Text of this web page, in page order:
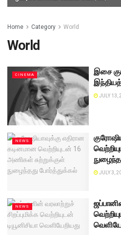
Home Category World
World
CINEMA
இசை
JULY 13,
NEWS
JULY 3,
NEWS